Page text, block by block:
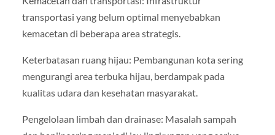
transportasi yang belum optimal menyebabkan
kemacetan di beberapa area strategis.
Keterbatasan ruang hijau: Pembangunan kota sering
mengurangi area terbuka hijau, berdampak pada
kualitas udara dan kesehatan masyarakat.
Pengelolaan limbah dan drainase: Masalah sampah